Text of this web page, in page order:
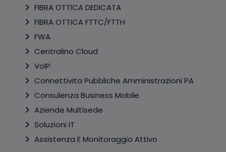
FIBRA OTTICA DEDICATA
FIBRA OTTICA FTTC/FTTH
FWA
Centralino Cloud
VoIP
Connettivita Pubbliche Amministrazioni PA
Consulenza Business Mobile
Aziende Multisede
Soluzioni IT
Assistenza E Monitoraggio Attivo